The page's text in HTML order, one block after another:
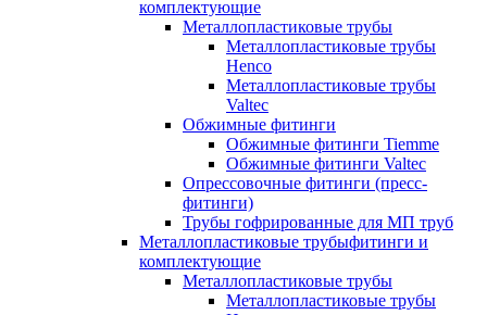
комплектующие
Металлопластиковые трубы
Металлопластиковые трубы
Henco
Металлопластиковые трубы
Valtec
Обжимные фитинги
Обжимные фитинги Tiemme
Обжимные фитинги Valtec
Опрессовочные фитинги (пресс-
фитинги)
Трубы гофрированные для МП труб
Металлопластиковые трубыфитинги и
комплектующие
Металлопластиковые трубы
Металлопластиковые трубы